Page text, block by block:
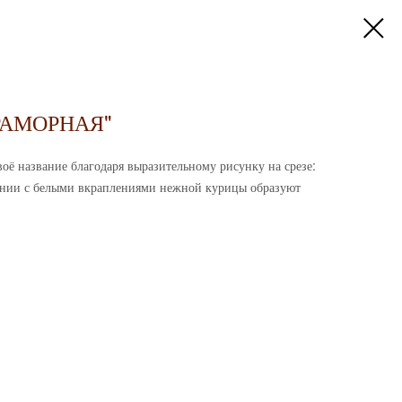
название благодаря выразительному рисунку на срезе:
с белыми вкраплениями нежной курицы образуют